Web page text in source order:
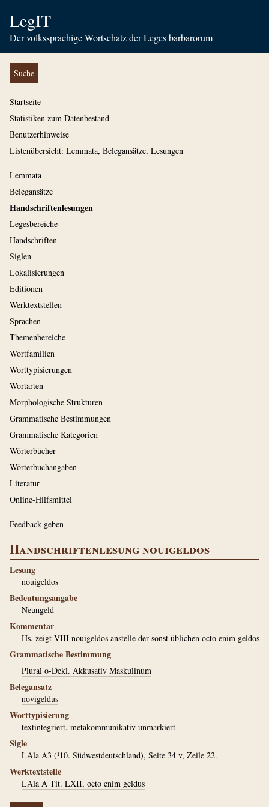
LegIT
Der volkssprachige Wortschatz der Leges barbarorum
Suche
Startseite
Statistiken zum Datenbestand
Benutzerhinweise
Listenübersicht: Lemmata, Belegansätze, Lesungen
Lemmata
Belegansätze
Handschriftenlesungen
Legesbereiche
Handschriften
Siglen
Lokalisierungen
Editionen
Werktextstellen
Sprachen
Themenbereiche
Wortfamilien
Worttypisierungen
Wortarten
Morphologische Strukturen
Grammatische Bestimmungen
Grammatische Kategorien
Wörterbücher
Wörterbuchangaben
Literatur
Online-Hilfsmittel
Feedback geben
Handschriftenlesung nouigeldos
Lesung
nouigeldos
Bedeutungsangabe
Neungeld
Kommentar
Hs. zeigt VIII nouigeldos anstelle der sonst üblichen octo enim geldos
Grammatische Bestimmung
Plural o-Dekl. Akkusativ Maskulinum
Belegansatz
novigeldus
Worttypisierung
textintegriert, metakommunikativ unmarkiert
Sigle
LAla A3 (¹10. Südwestdeutschland), Seite 34 v, Zeile 22.
Werktextstelle
LAla A Tit. LXII, octo enim geldus